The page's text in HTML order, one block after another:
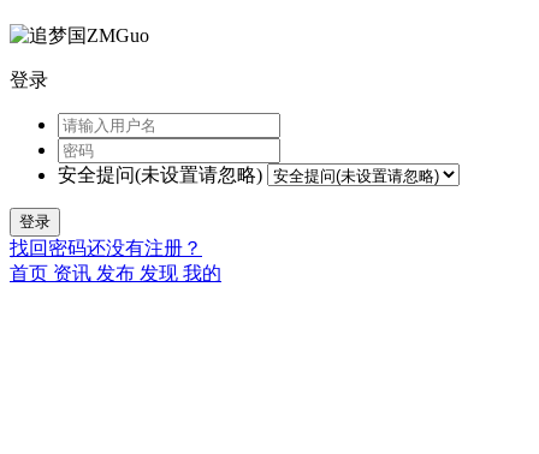
登录
安全提问(未设置请忽略)
登录
找回密码还没有注册？
首页 资讯 发布 发现 我的